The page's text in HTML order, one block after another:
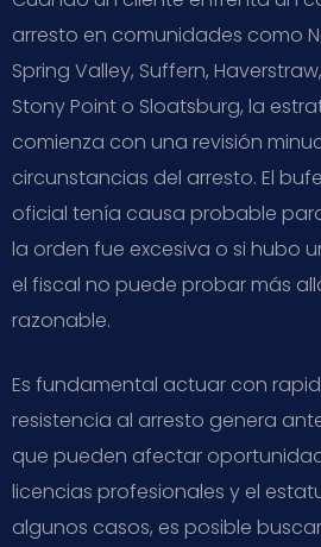
arresto en comunidades como
Spring Valley, Suffern,
Stony Point o Sloatsburg, la
comienza con una revisión
circunstancias del arresto. El
oficial tenía causa probable
la orden fue excesiva o si hubo
el fiscal no puede probar más
razonable.
Es fundamental actuar con
resistencia al arresto genera
que pueden afectar
licencias profesionales y el
algunos casos, es posible